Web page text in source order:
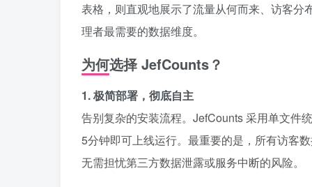
表格，则直观地展示了流量从何而来、访客
理者最需要的数据维度。
为何选择 JefCounts？
1. 极简部署，彻底自主
告别复杂的安装流程。JefCounts 采用单文件
5分钟即可上线运行。最重要的是，所有访客
无需担忧第三方数据泄露或服务中断的风险。